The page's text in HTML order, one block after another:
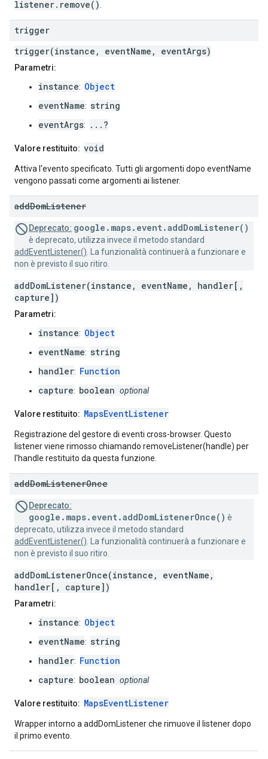
listener.remove().
trigger
trigger(instance, eventName, eventArgs)
Parametri:
instance: Object
eventName: string
eventArgs: ...?
Valore restituito: void
Attiva l'evento specificato. Tutti gli argomenti dopo eventName
vengono passati come argomenti ai listener.
addDomListener
Deprecato: google.maps.event.addDomListener()
è deprecato, utilizza invece il metodo standard
addEventListener(). La funzionalità continuerà a funzionare e
non è previsto il suo ritiro.
addDomListener(instance, eventName, handler[,
capture])
Parametri:
instance: Object
eventName: string
handler: Function
capture: boolean optional
Valore restituito: MapsEventListener
Registrazione del gestore di eventi cross-browser. Questo
listener viene rimosso chiamando removeListener(handle) per
l'handle restituito da questa funzione.
addDomListenerOnce
Deprecato:
google.maps.event.addDomListenerOnce() è
deprecato, utilizza invece il metodo standard
addEventListener(). La funzionalità continuerà a funzionare e
non è previsto il suo ritiro.
addDomListenerOnce(instance, eventName,
handler[, capture])
Parametri:
instance: Object
eventName: string
handler: Function
capture: boolean optional
Valore restituito: MapsEventListener
Wrapper intorno a addDomListener che rimuove il listener dopo
il primo evento.